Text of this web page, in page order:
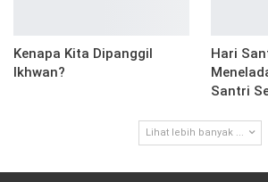
Kenapa Kita Dipanggil
Ikhwan?
Hari
Santri
Lihat lebih banyak ...